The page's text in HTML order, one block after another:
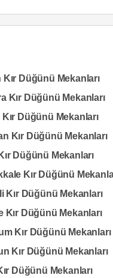
Düğünü Mekanları
Kır Düğünü Mekanları
Kır Düğünü Mekanları
Kır Düğünü Mekanları
Düğünü Mekanları
Kır Düğünü
Kır Düğünü Mekanları
Kır Düğünü Mekanları
Kır Düğünü Mekanları
Kır Düğünü Mekanları
Düğünü Mekanları